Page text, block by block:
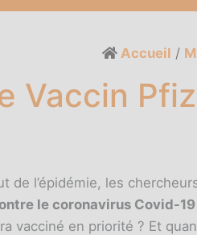
Accueil /
Vaccin
de l’épidémie, les
le coronavirus Covid-19
vacciné en priorité ? Et